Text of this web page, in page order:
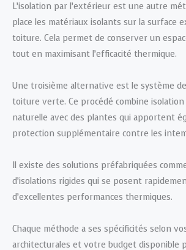
L’isolation par l’extérieur est une autre
place les matériaux isolants sur la surface
toiture. Cela permet de conserver un
tout en maximisant l’efficacité thermique.
Une troisième alternative est le système
toiture verte. Ce procédé combine
naturelle avec des plantes qui apportent
protection supplémentaire contre les
Il existe des solutions préfabriquées
d’isolations rigides qui se posent
d’excellentes performances thermiques.
Chaque méthode a ses spécificités selon
architecturales et votre budget disponible